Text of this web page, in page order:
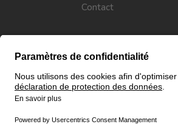
Contact